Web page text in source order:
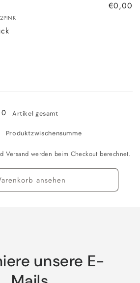
€0,00
0
Artikel gesamt
Produktzwischensumme
Versand werden beim Checkout berechnet.
ansehen
unsere E-